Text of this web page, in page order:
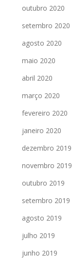
outubro 2020
setembro 2020
agosto 2020
maio 2020
abril 2020
março 2020
fevereiro 2020
janeiro 2020
dezembro 2019
novembro 2019
outubro 2019
setembro 2019
agosto 2019
julho 2019
junho 2019